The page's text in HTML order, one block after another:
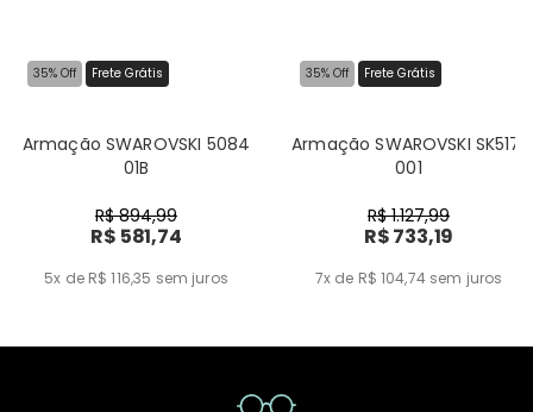
35% Off Frete Grátis
Armação SWAROVSKI 5084
01B
R$ 894,99
R$ 581,74
5x de R$ 116,35 sem juros
35% Off Frete Grátis
Armação SWAROVSKI SK5171
001
R$ 1.127,99
R$ 733,19
7x de R$ 104,74 sem juros